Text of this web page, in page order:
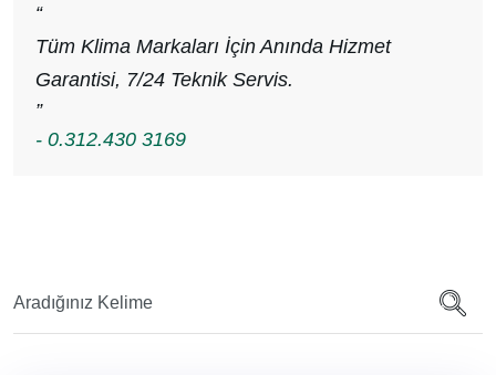
“
Tüm Klima Markaları İçin Anında Hizmet
Garantisi, 7/24 Teknik Servis.
”
- 0.312.430 3169